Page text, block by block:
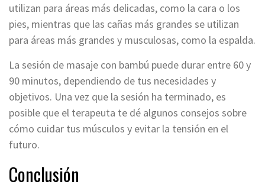
utilizan para áreas más delicadas, como la cara o los
pies, mientras que las cañas más grandes se utilizan
para áreas más grandes y musculosas, como la espalda.
La sesión de masaje con bambú puede durar entre 60 y
90 minutos, dependiendo de tus necesidades y
objetivos. Una vez que la sesión ha terminado, es
posible que el terapeuta te dé algunos consejos sobre
cómo cuidar tus músculos y evitar la tensión en el
futuro.
Conclusión